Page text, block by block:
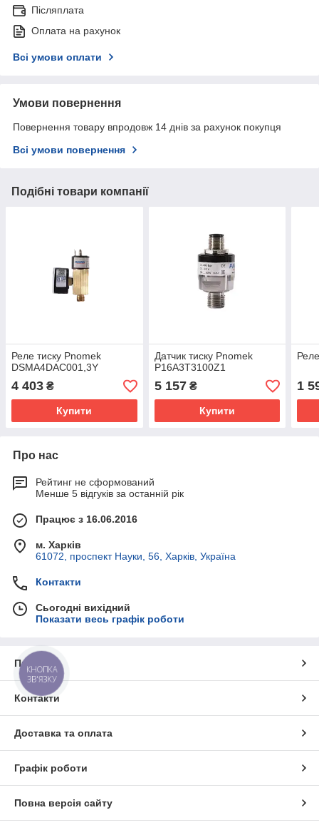
Післяплата
Оплата на рахунок
Всі умови оплати
Умови повернення
Повернення товару впродовж 14 днів за рахунок покупця
Всі умови повернення
Подібні товари компанії
Реле тиску Pnomek
DSMA4DAC001,3Y
4 403 ₴
Купити
Датчик тиску Pnomek
P16A3T3100Z1
5 157₴
Купити
1
Про нас
Рейтинг не сформований
Менше 5 відгуків за останній рік
Працює з 16.06.2016
м. Харків
61072, проспект Науки, 56, Харків, Україна
Контакти
Сьогодні вихідний
Показати весь графік роботи
Про нас
Контакти
Доставка та оплата
Графік роботи
Повна версія сайту
КНОПКА
ЗВ'ЯЗКУ